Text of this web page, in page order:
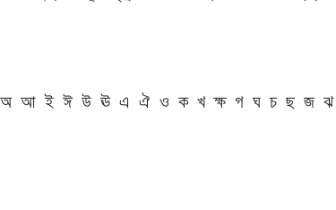
অ আ ই ঈ উ ঊ এ ঐ ও ক খ ক্ষ গ ঘ চ ছ জ ঝ